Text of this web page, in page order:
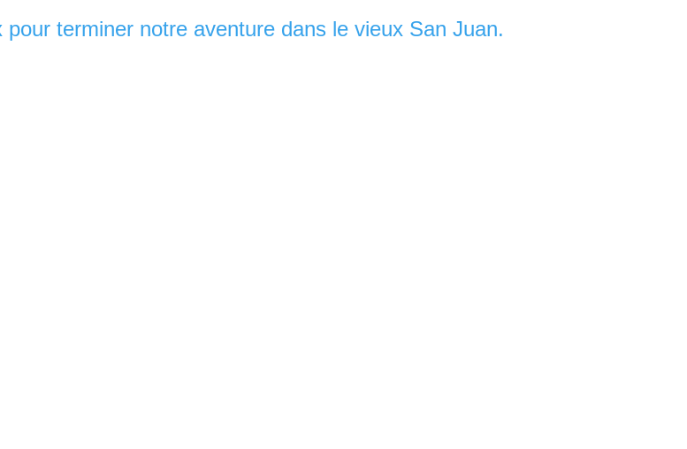
terminer notre aventure dans le vieux San Juan.